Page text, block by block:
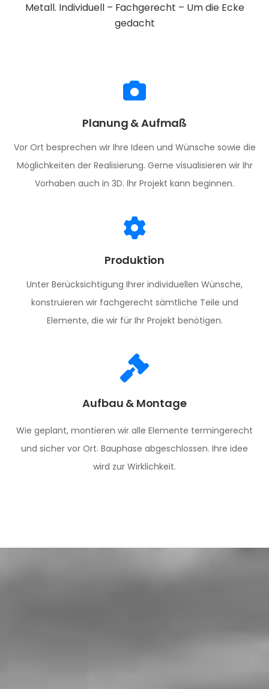
Metall. Individuell – Fachgerecht – Um die Ecke
gedacht
Planung & Aufmaß
Vor Ort besprechen wir Ihre Ideen und Wünsche sowie die
Möglichkeiten der Realisierung. Gerne visualisieren wir Ihr
Vorhaben auch in 3D. Ihr Projekt kann beginnen.
Produktion
Unter Berücksichtigung Ihrer individuellen Wünsche,
konstruieren wir fachgerecht sämtliche Teile und
Elemente, die wir für Ihr Projekt benötigen.
Aufbau & Montage
Wie geplant, montieren wir alle Elemente termingerecht
und sicher vor Ort. Bauphase abgeschlossen. Ihre idee
wird zur Wirklichkeit.